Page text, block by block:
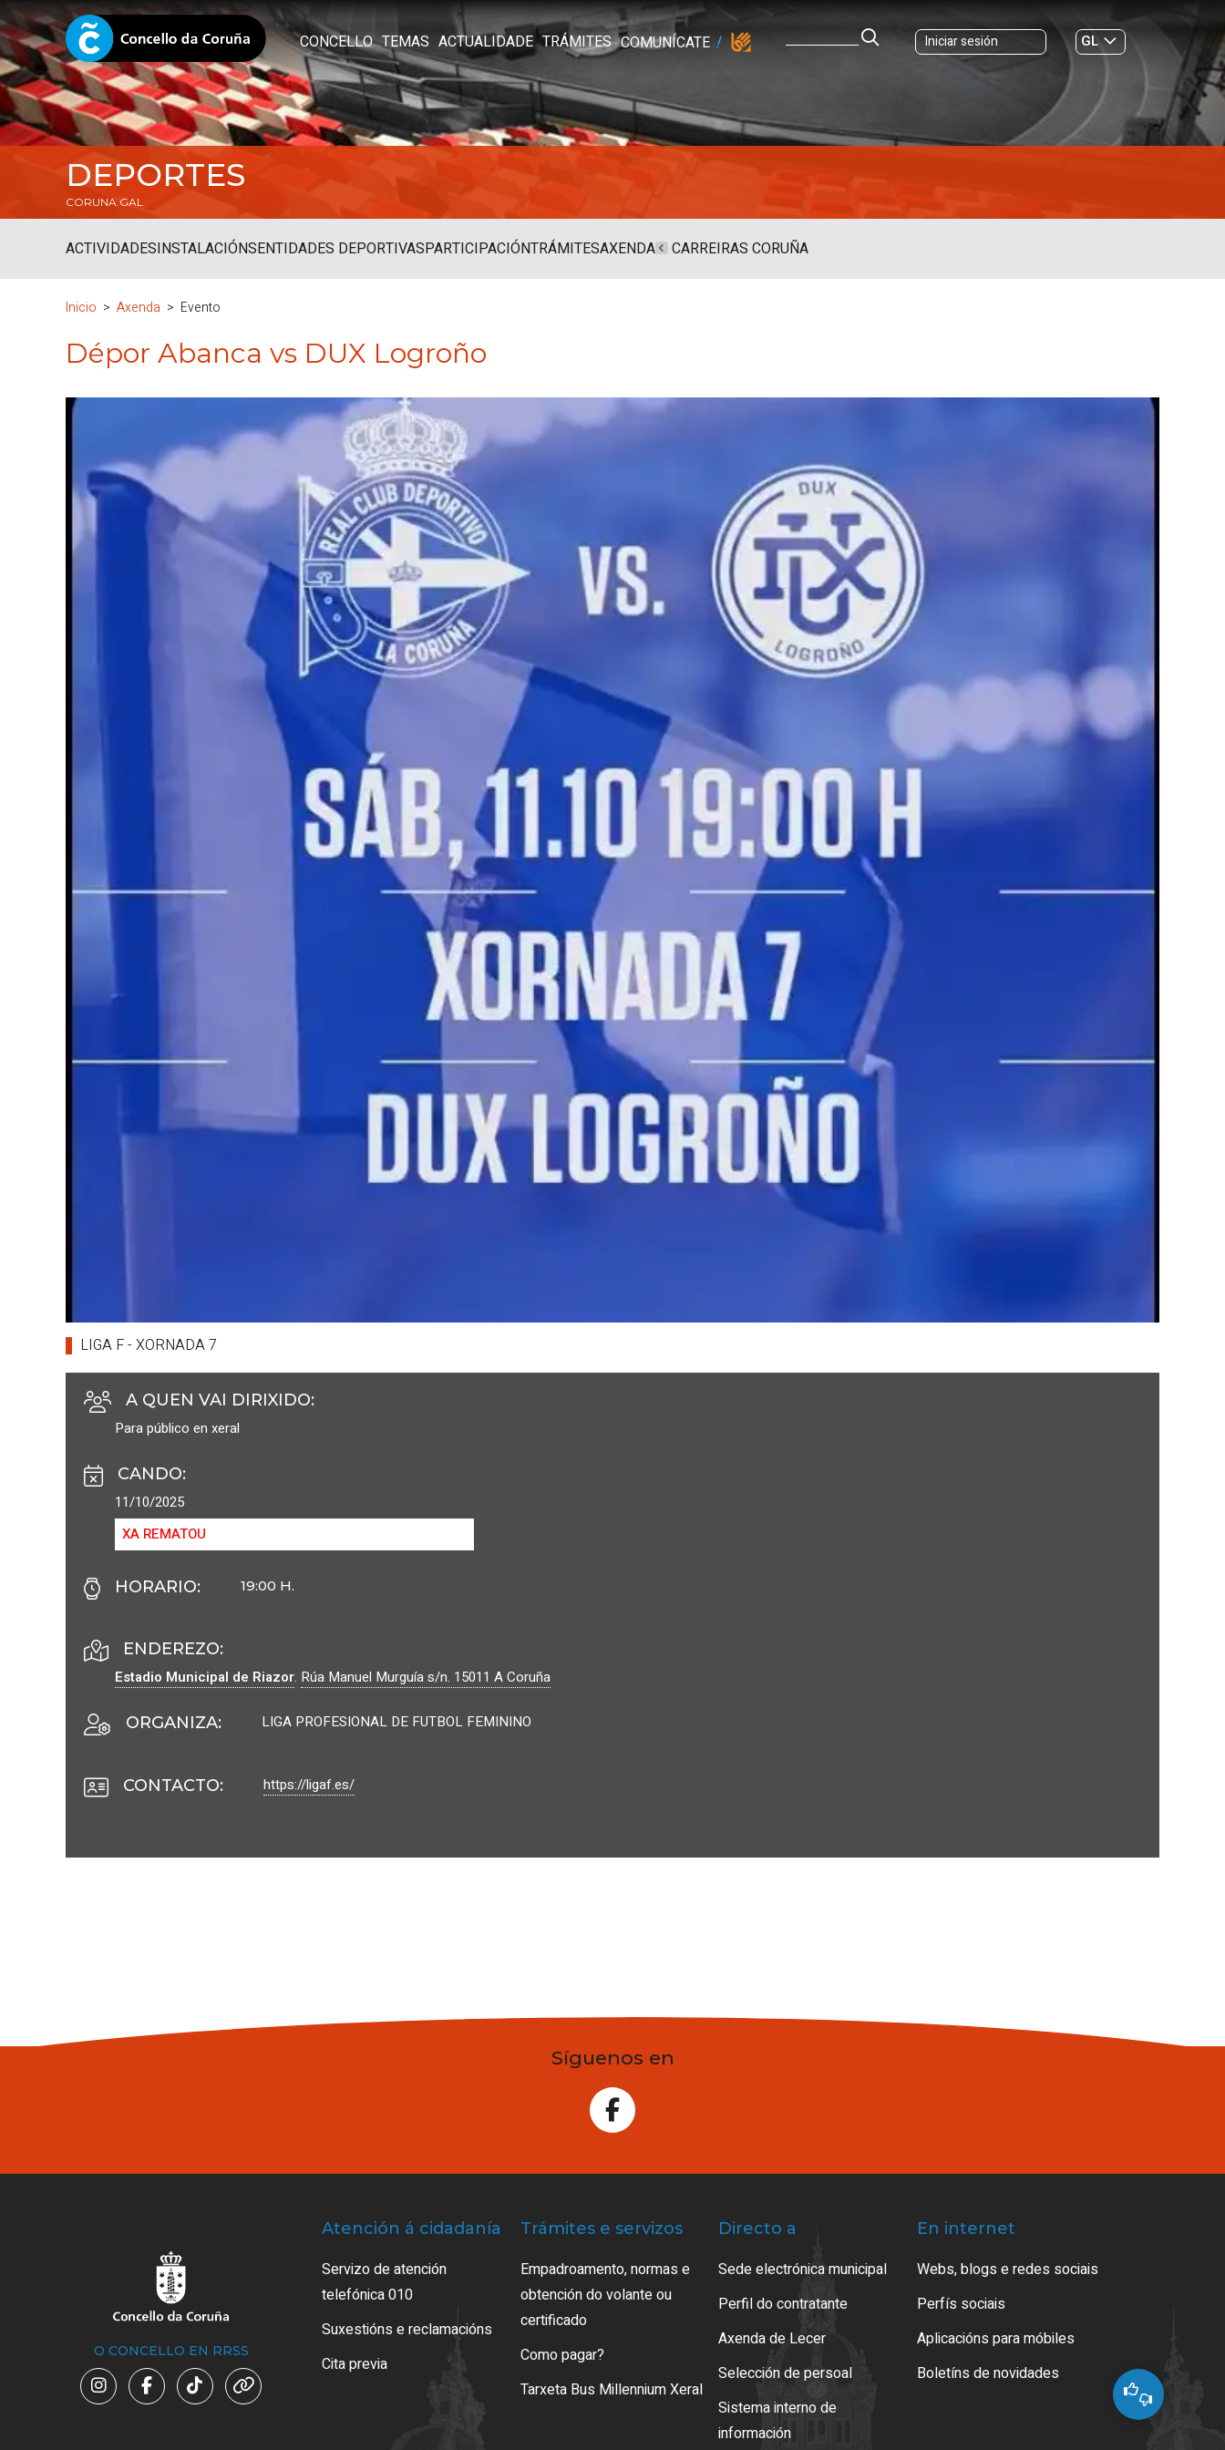
CONCELLO TEMAS ACTUALIDADE TRÁMITES COMUNÍCATE Iniciar sesión
GL
ES|
DEPORTES
CORUNA.GAL
ACTIVIDADESINSTALACIÓNSENTIDADES DEPORTIVASPARTICIPACIÓNTRÁMITESAXENDA CARREIRAS CORUÑA
Inicio Axenda Evento
Dépor Abanca vs DUX Logroño
LIGA F - XORNADA 7
A QUEN VAI DIRIXIDO:
Para público en xeral
CANDO:
11/10/2025
XA REMATOU
HORARIO: 19:00 H.
ENDEREZO:
Estadio Municipal de Riazor. Rúa Manuel Murguía s/n. 15011 A Coruña
ORGANIZA: LIGA PROFESIONAL DE FUTBOL FEMININO
CONTACTO: https://ligaf.es/
Síguenos en
O CONCELLO EN RRSS
Atención á cidadanía
Servizo de atención
telefónica 010
Suxestións e reclamacións
Cita previa
Trámites e servizos
Empadroamento, normas e
obtención do volante ou
certificado
Como pagar?
Tarxeta Bus Millennium Xeral
Directo a
Sede electrónica municipal
Perfil do contratante
Axenda de Lecer
Selección de persoal
Sistema interno de
información
En internet
Webs, blogs e redes sociais
Perfís sociais
Aplicacións para móbiles
Boletíns de novidades